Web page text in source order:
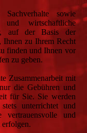
sowie
wirtschaftliche
auf der Basis der
Ihnen zu Ihrem Recht
finden und Ihnen vor
zu geben.
Zusammenarbeit mit
die Gebühren und
für Sie. Sie werden
unterrichtet und
und